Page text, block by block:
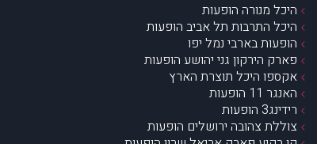
היכל מנורה הופעות
היכל התרבות תל אביב הופעות
הופעות בארבי נמל יפו
פארק הירקון גני יהושע הופעות
אקספו היכל תוצרת הארץ
האנגר 11 הופעות
רידינג3 הופעות
צוללת צהובה ירושלים הופעות